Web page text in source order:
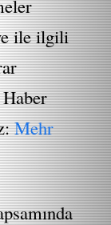
ile ilgili
Haber
Mehr